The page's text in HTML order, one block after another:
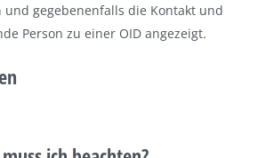
und gegebenenfalls die Kontakt und
Person zu einer OID angezeigt.